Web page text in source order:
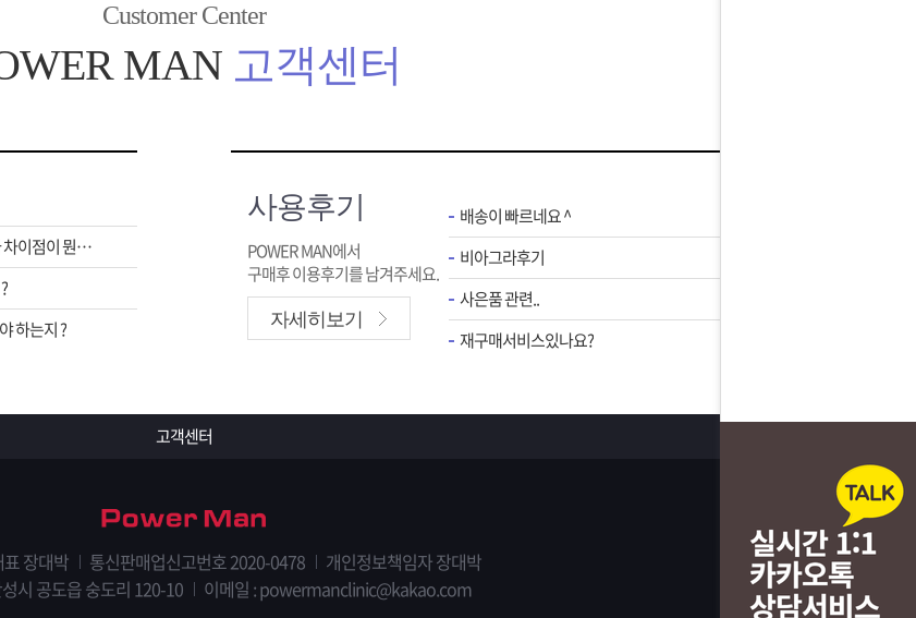
Customer Center
MAN 고객센터
비아그라,시알리스,레비트라 차이점이 뭔가요 ?
하는지 ?
사용후기
POWER MAN에서
구매후 이용후기를 남겨주세요.
자세히보기
배송이 빠르네요 ^
비아그라후기
사은품 관련..
재구매서비스있나요?
고객센터
표 장대박 통신판매업신고번호 2020-0478
개인정보책임자 장대박
시 공도읍 숭도리 120-10
이메일 : powermanclinic@kakao.com